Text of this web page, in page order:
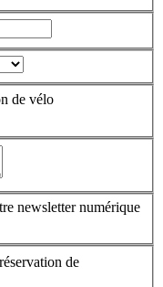
de vélo
newsletter numérique
de